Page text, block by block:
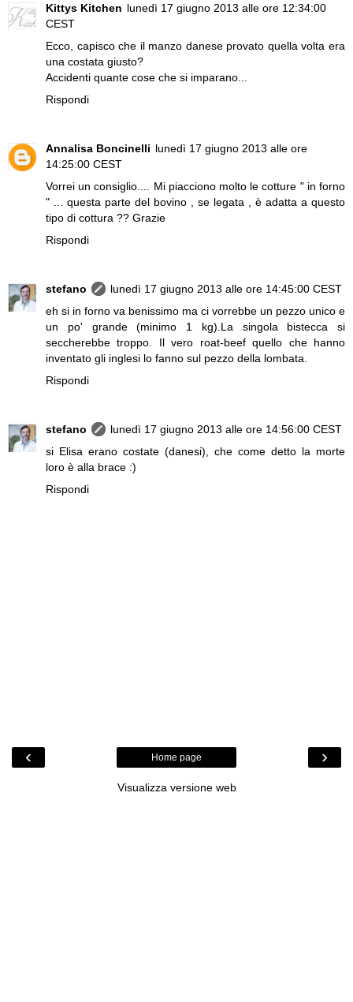
Kittys Kitchen lunedì 17 giugno 2013 alle ore 12:34:00
CEST
Ecco, capisco che il manzo danese provato quella volta era
una costata giusto?
Accidenti quante cose che si imparano...
Rispondi
Annalisa Boncinelli lunedì 17 giugno 2013 alle ore
14:25:00 CEST
Vorrei un consiglio.... Mi piacciono molto le cotture " in forno
" ... questa parte del bovino , se legata , è adatta a questo
tipo di cottura ?? Grazie
Rispondi
stefano
lunedì 17 giugno 2013 alle ore 14:45:00 CEST
eh si in forno va benissimo ma ci vorrebbe un pezzo unico e
un po' grande (minimo 1 kg).La singola bistecca si
seccherebbe troppo. Il vero roat-beef quello che hanno
inventato gli inglesi lo fanno sul pezzo della lombata.
Rispondi
stefano
lunedì 17 giugno 2013 alle ore 14:56:00 CEST
si Elisa erano costate (danesi), che come detto la morte
loro è alla brace :)
Rispondi
‹ ›
Home page
Visualizza versione web